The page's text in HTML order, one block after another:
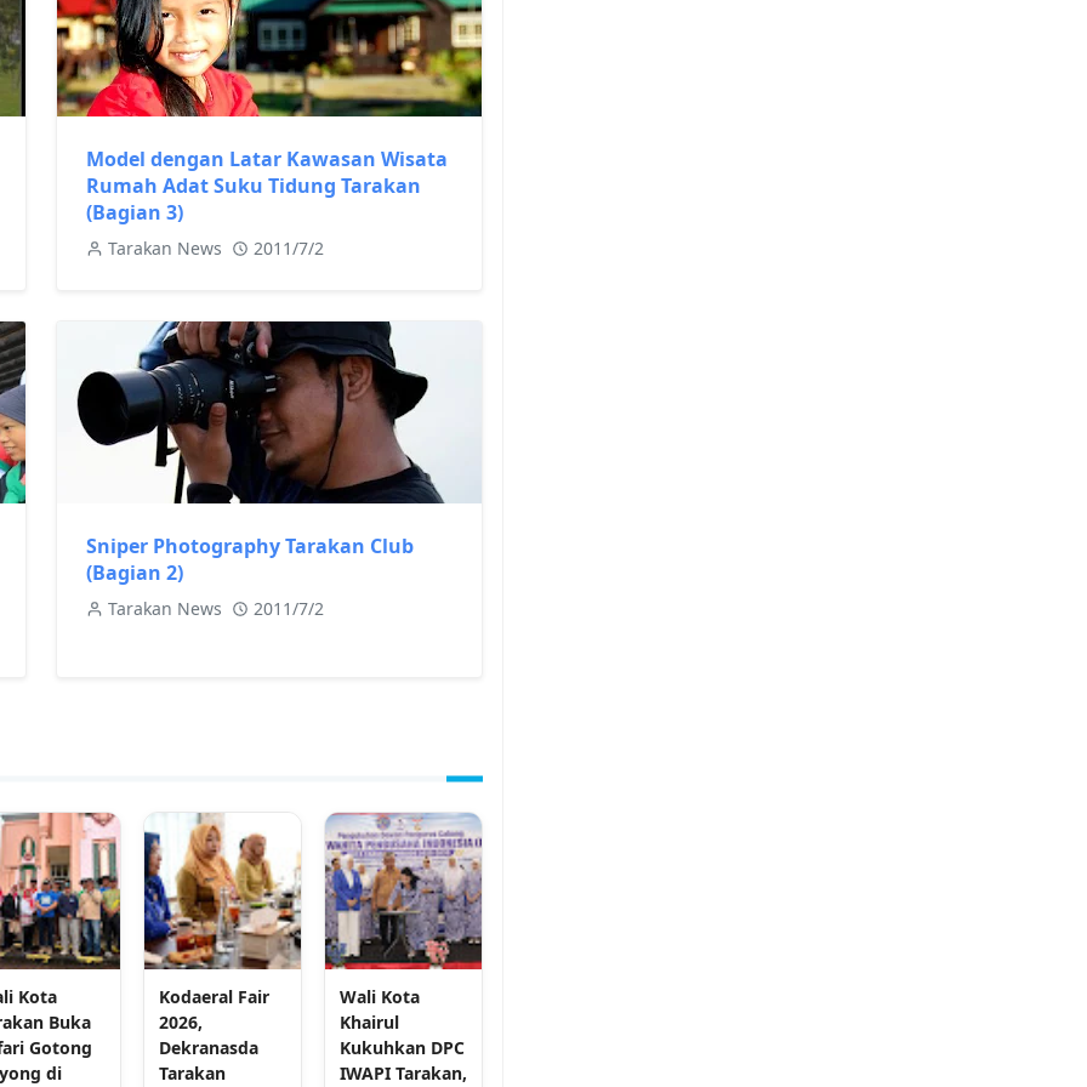
Model dengan Latar Kawasan Wisata
Rumah Adat Suku Tidung Tarakan
(Bagian 3)
Tarakan News 2011/7/2
Sniper Photography Tarakan Club
(Bagian 2)
Tarakan News 2011/7/2
Kota
Buka
Gotong
di
Kodaeral Fair
2026,
Dekranasda
Tarakan
Wali Kota
Khairul
Kukuhkan DPC
IWAPI Tarakan,